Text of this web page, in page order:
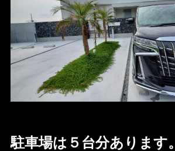
駐車場は５台分あります。